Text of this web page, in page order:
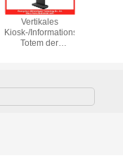
Vertikales
Kiosk-/Informations-
Totem der